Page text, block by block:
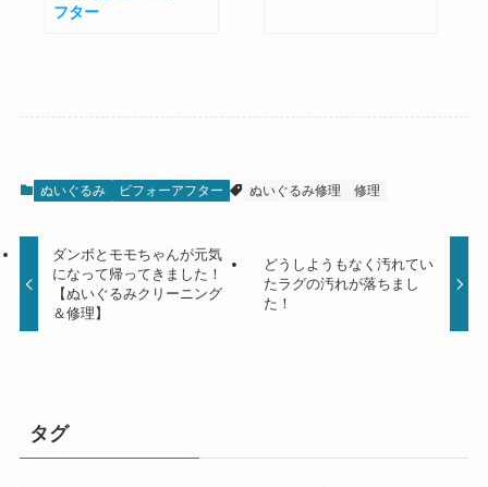
フター
ぬいぐるみ ビフォーアフター ぬいぐるみ修理 修理
ダンボとモモちゃんが元気
になって帰ってきました！
【ぬいぐるみクリーニング
＆修理】
どうしようもなく汚れてい
たラグの汚れが落ちまし
た！
タグ